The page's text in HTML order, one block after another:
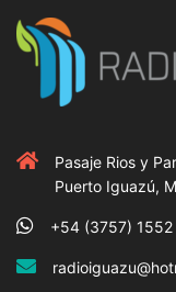
Pasaje Rios y
Puerto Iguazú,
+54 (3757) 1552